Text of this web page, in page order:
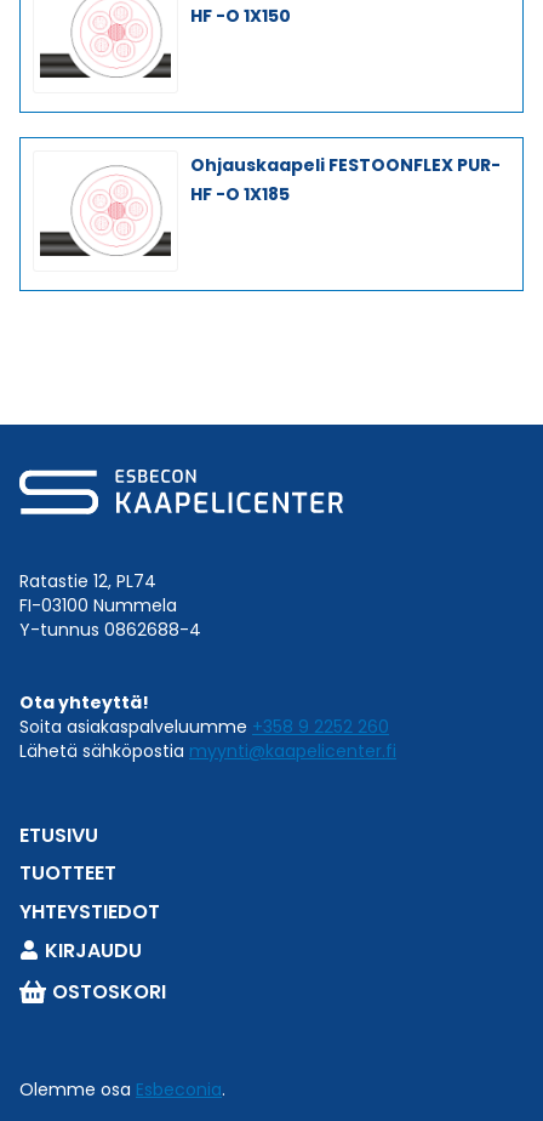
HF -O 1X150
Ohjauskaapeli FESTOONFLEX PUR-
HF -O 1X185
Ratastie 12, PL74
FI-03100 Nummela
Y-tunnus 0862688-4
Ota yhteyttä!
Soita asiakaspalveluumme +358 9 2252 260
Lähetä sähköpostia myynti@kaapelicenter.fi
ETUSIVU
TUOTTEET
YHTEYSTIEDOT
KIRJAUDU
OSTOSKORI
Olemme osa Esbeconia.
teknisiä tuotetietoja?